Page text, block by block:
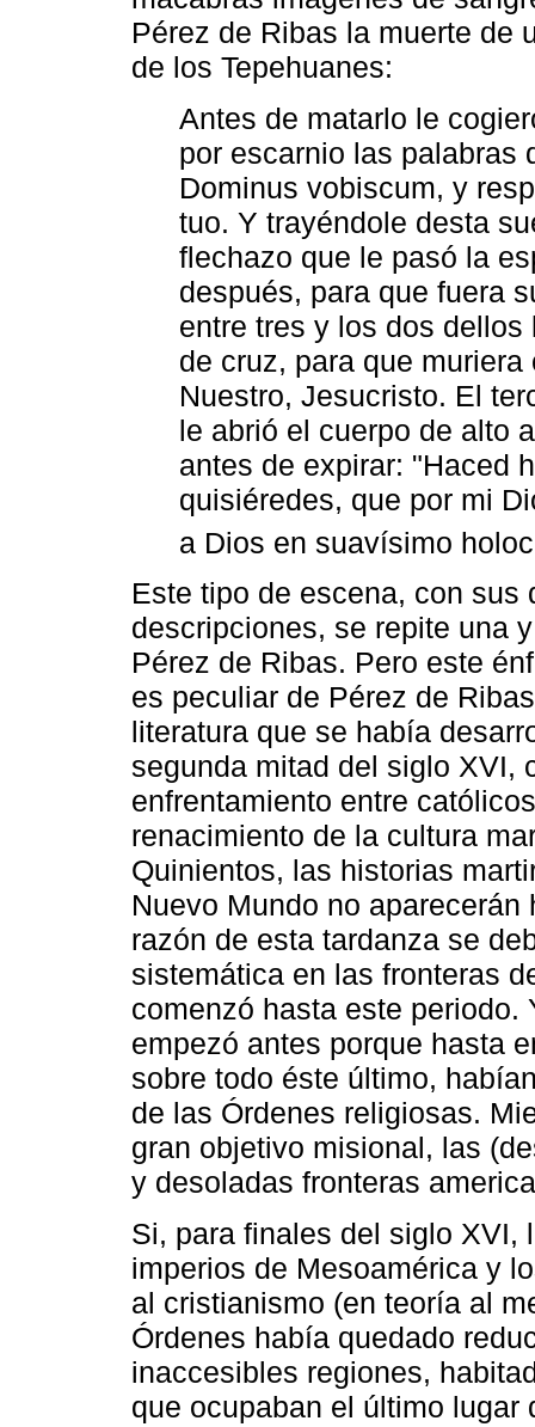
Pérez de Ribas la muerte de
de los Tepehuanes:
Antes de matarlo le
por escarnio las palabras
Dominus vobiscum, y
tuo. Y trayéndole desta
flechazo que le pasó la
después, para que fuera
entre tres y los dos
de cruz, para que
Nuestro, Jesucristo. El
le abrió el cuerpo de alto
antes de expirar: "Haced
quisiéredes, que por mi
a Dios en suavísimo
Este tipo de escena, con sus
descripciones, se repite una
Pérez de Ribas. Pero este
es peculiar de Pérez de
literatura que se había
segunda mitad del siglo XVI,
enfrentamiento entre
renacimiento de la cultura
Quinientos, las historias
Nuevo Mundo no
razón de esta tardanza se
sistemática en las fronteras
comenzó hasta este
empezó antes porque hasta
sobre todo éste último,
de las Órdenes religiosas.
gran objetivo misional, las
y desoladas fronteras
Si, para finales del siglo XVI,
imperios de Mesoamérica y
al cristianismo (en teoría al
Órdenes había quedado
inaccesibles regiones,
que ocupaban el último